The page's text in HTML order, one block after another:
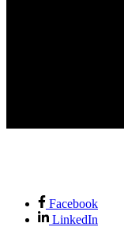
Facebook
LinkedIn